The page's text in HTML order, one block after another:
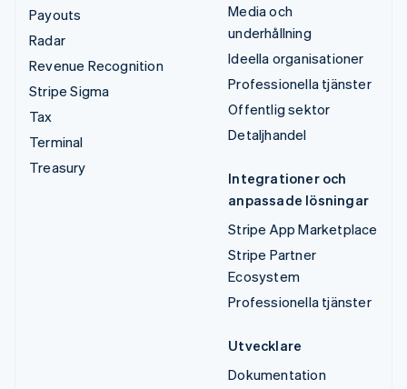
Payouts
Radar
Revenue Recognition
Stripe Sigma
Tax
Terminal
Treasury
Media och
underhållning
Ideella organisationer
Professionella tjänster
Offentlig sektor
Detaljhandel
Integrationer och
anpassade lösningar
Stripe App Marketplace
Stripe Partner
Ecosystem
Professionella tjänster
Utvecklare
Dokumentation